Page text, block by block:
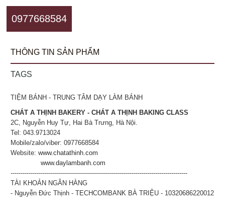
0977668584
THÔNG TIN SẢN PHẨM
TAGS
TIỆM BÁNH - TRUNG TÂM DẠY LÀM BÁNH
CHÁT A THỊNH BAKERY - CHÁT A THỊNH BAKING CLASS
2C, Nguyễn Huy Tự, Hai Bà Trưng, Hà Nội.
Tel: 043.9713024
Mobile/zalo/viber: 0977668584
Website:www.chatathinh.com
www.daylambanh.com
----------------------------------------------------------------------------------------
TÀI KHOẢN NGÂN HÀNG
- Nguyễn Đức Thịnh - TECHCOMBANK BÀ TRIỆU - 10320686220012